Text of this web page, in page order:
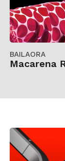
BAILAORA
Macarena